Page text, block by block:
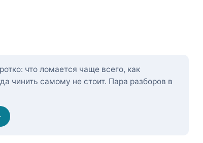
что ломается чаще всего, как
чинить самому не стоит. Пара разборов в